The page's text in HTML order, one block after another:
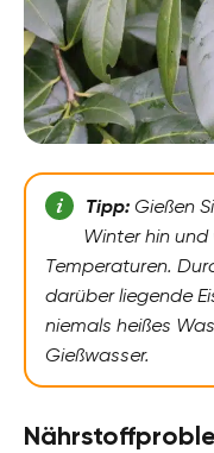
Tipp: Gießen
Winter hin
Temperaturen.
darüber liegende
niemals heißes
Gießwasser.